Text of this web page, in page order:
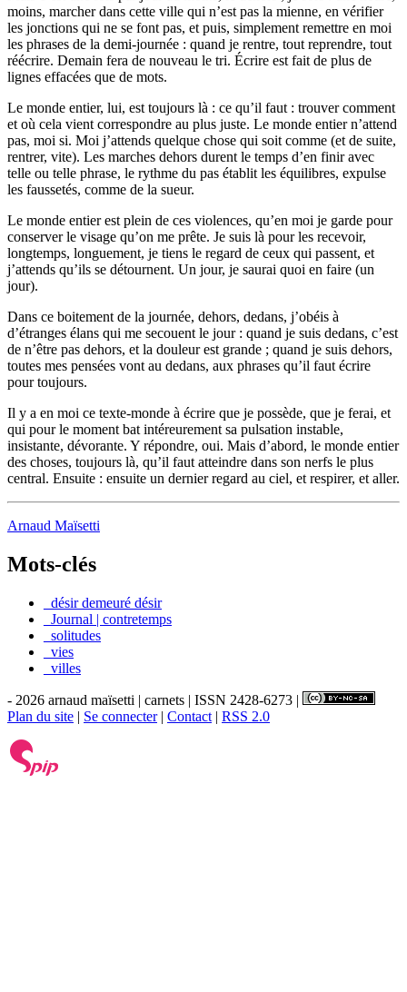
moins, marcher dans cette ville qui n’est pas la mienne, en vérifier
les jonctions qui ne se font pas, et puis, simplement remettre en moi
les phrases de la demi-journée : quand je rentre, tout reprendre, tout
réécrire. Demain fera de nouveau le tri. Écrire est fait de plus de
lignes effacées que de mots.
Le monde entier, lui, est toujours là : ce qu’il faut : trouver comment
et où cela vient correspondre au plus juste. Le monde entier n’attend
pas, moi si. Moi j’attends quelque chose qui soit comme (et de suite,
rentrer, vite). Les marches dehors durent le temps d’en finir avec
telle ou telle phrase, le rythme du pas établit les équilibres, expulse
les faussetés, comme de la sueur.
Le monde entier est plein de ces violences, qu’en moi je garde pour
conserver le visage qu’on me prête. Je suis là pour les recevoir,
longtemps, longuement, je tiens le regard de ceux qui passent, et
j’attends qu’ils se détournent. Un jour, je saurai quoi en faire (un
jour).
Dans ce boitement de la journée, dehors, dedans, j’obéis à
d’étranges élans qui me secouent le jour : quand je suis dedans, c’est
de n’être pas dehors, et la douleur est grande ; quand je suis dehors,
toutes mes pensées vont au dedans, aux phrases qu’il faut écrire
pour toujours.
Il y a en moi ce texte-monde à écrire que je possède, que je ferai, et
qui pour le moment bat intéreurement sa pulsation instable,
insistante, dévorante. Y répondre, oui. Mais d’abord, le monde entier
des choses, toujours là, qu’il faut atteindre dans son nerfs le plus
central. Ensuite : ensuite un dernier regard au ciel, et respirer, et aller.
Arnaud Maïsetti
Mots-clés
_désir demeuré désir
_Journal | contretemps
_solitudes
_vies
_villes
- 2026 arnaud maïsetti | carnets | ISSN 2428-6273 |
Plan du site | Se connecter| Contact | RSS 2.0